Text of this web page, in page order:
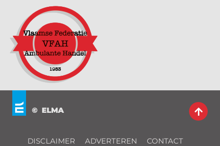
© ELMA
DISCLAIMER ADVERTEREN CONTACT